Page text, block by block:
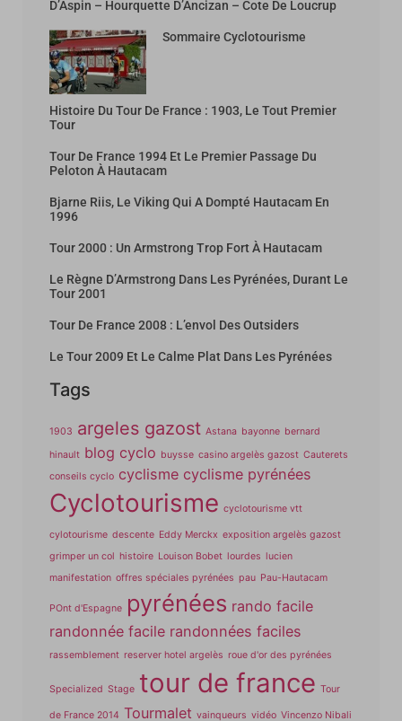
D’Aspin – Hourquette D’Ancizan – Cote De Loucrup
Sommaire Cyclotourisme
Histoire Du Tour De France : 1903, Le Tout Premier
Tour
Tour De France 1994 Et Le Premier Passage Du
Peloton À Hautacam
Bjarne Riis, Le Viking Qui A Dompté Hautacam En
1996
Tour 2000 : Un Armstrong Trop Fort À Hautacam
Le Règne D’Armstrong Dans Les Pyrénées, Durant Le
Tour 2001
Tour De France 2008 : L’envol Des Outsiders
Le Tour 2009 Et Le Calme Plat Dans Les Pyrénées
Tags
1903 argeles gazost Astana bayonne bernard
hinault blog cyclo buysse casino argelès gazost Cauterets
conseils cyclo cyclisme cyclisme pyrénées
Cyclotourisme cyclotourisme vtt
cylotourisme descente Eddy Merckx exposition argelès gazost
grimper un col histoire Louison Bobet lourdes lucien
manifestation offres spéciales pyrénées pau Pau-Hautacam
POnt d'Espagne pyrénées rando facile
randonnée facile randonnées faciles
rassemblement reserver hotel argelès roue d'or des pyrénées
Specialized Stage tour de france Tour
de France 2014 Tourmalet vainqueurs vidéo Vincenzo Nibali